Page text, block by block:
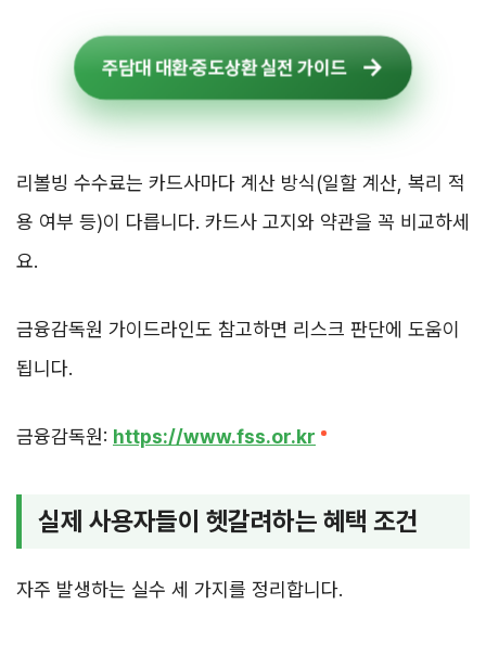
주담대 대환·중도상환 실전 가이드
리볼빙 수수료는 카드사마다 계산 방식(일할 계산, 복리 적
용 여부 등)이 다릅니다. 카드사 고지와 약관을 꼭 비교하세
요.
금융감독원 가이드라인도 참고하면 리스크 판단에 도움이
됩니다.
금융감독원: https://www.fss.or.kr
실제 사용자들이 헷갈려하는 혜택 조건
자주 발생하는 실수 세 가지를 정리합니다.